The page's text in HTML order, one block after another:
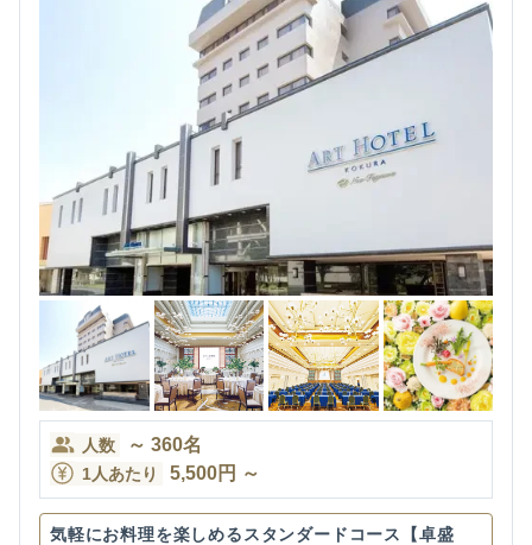
人数 ～ 360名
1人あたり 5,500円 ～
気軽にお料理を楽しめるスタンダードコース【卓盛